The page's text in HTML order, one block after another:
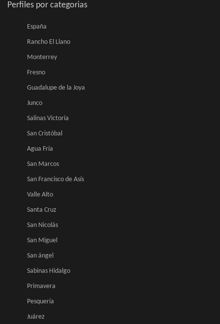
Perfiles por categorias
España
Rancho El Llano
Monterrey
Fresno
Guadalupe de la Joya
Junco
Salinas Victoria
San Cristóbal
Agua Fría
San Marcos
San Francisco de Asís
Valle Alto
Santa Cruz
San Nicolás
San Miguel
San ángel
Sabinas Hidalgo
Primavera
Pesquería
Juárez